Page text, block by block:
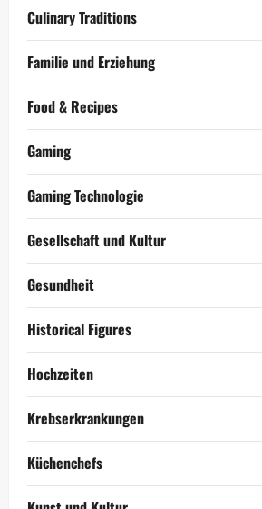
Culinary Traditions
Familie und Erziehung
Food & Recipes
Gaming
Gaming Technologie
Gesellschaft und Kultur
Gesundheit
Historical Figures
Hochzeiten
Krebserkrankungen
Küchenchefs